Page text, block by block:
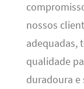
nossos
adequadas,
qualidade
duradoura e